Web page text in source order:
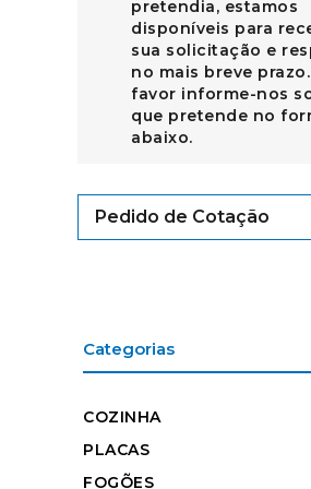
pretendia, estamos
disponíveis para
sua solicitação e
no mais breve
favor informe-nos
que pretende no
abaixo.
Pedido de Cotação
Categorias
COZINHA
PLACAS
FOGÕES